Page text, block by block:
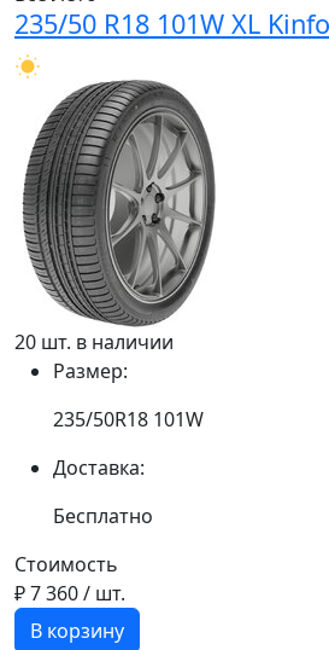
235/50 R18 101W XL
20 шт. в наличии
Размер:
235/50R18 101W
Доставка:
Бесплатно
Стоимость
₽ 7 360/ шт.
В корзину